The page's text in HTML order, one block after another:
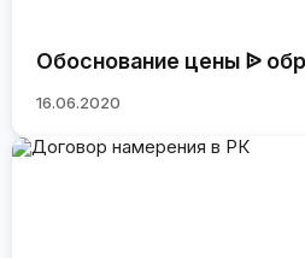
Обоснование цены ᐉ
16.06.2020